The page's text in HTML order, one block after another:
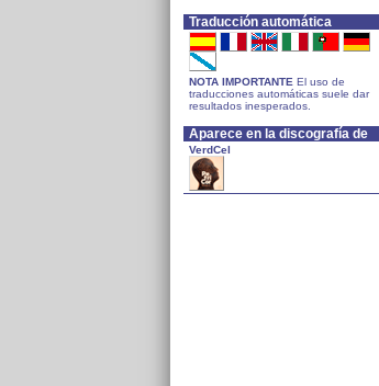
Traducción automática
NOTA IMPORTANTE El uso de
traducciones automáticas suele dar
resultados inesperados.
Aparece en la discografía de
VerdCel